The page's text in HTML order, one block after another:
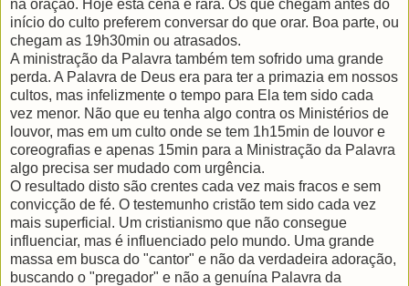
na oração. Hoje esta cena é rara. Os que chegam antes do
início do culto preferem conversar do que orar. Boa parte, ou
chegam as 19h30min ou atrasados.
A ministração da Palavra também tem sofrido uma grande
perda. A Palavra de Deus era para ter a primazia em nossos
cultos, mas infelizmente o tempo para Ela tem sido cada
vez menor. Não que eu tenha algo contra os Ministérios de
louvor, mas em um culto onde se tem 1h15min de louvor e
coreografias e apenas 15min para a Ministração da Palavra
algo precisa ser mudado com urgência.
O resultado disto são crentes cada vez mais fracos e sem
convicção de fé. O testemunho cristão tem sido cada vez
mais superficial. Um cristianismo que não consegue
influenciar, mas é influenciado pelo mundo. Uma grande
massa em busca do "cantor" e não da verdadeira adoração,
buscando o "pregador" e não a genuína Palavra da